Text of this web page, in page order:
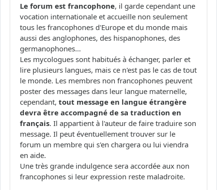
Le forum est francophone, il garde cependant une
vocation internationale et accueille non seulement
tous les francophones d'Europe et du monde mais
aussi des anglophones, des hispanophones, des
germanophones...
Les mycologues sont habitués à échanger, parler et
lire plusieurs langues, mais ce n'est pas le cas de tout
le monde. Les membres non francophones peuvent
poster des messages dans leur langue maternelle,
cependant, tout message en langue étrangère
devra être accompagné de sa traduction en
français. Il appartient à l'auteur de faire traduire son
message. Il peut éventuellement trouver sur le
forum un membre qui s'en chargera ou lui viendra
en aide.
Une très grande indulgence sera accordée aux non
francophones si leur expression reste maladroite.